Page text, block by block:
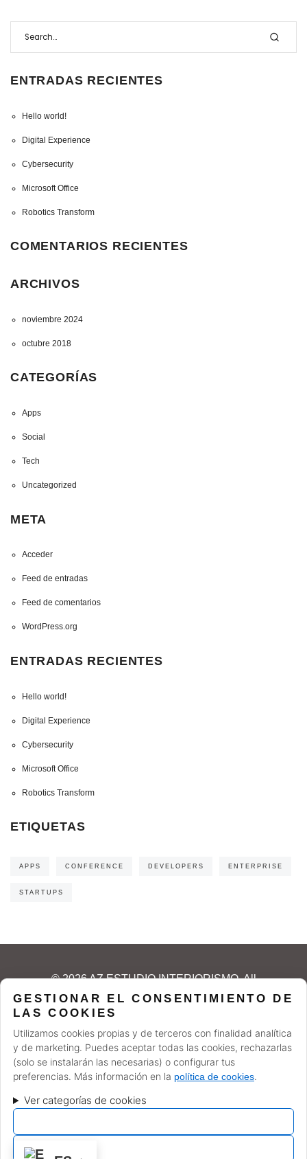
ENTRADAS RECIENTES
Hello world!
Digital Experience
Cybersecurity
Microsoft Office
Robotics Transform
COMENTARIOS RECIENTES
ARCHIVOS
noviembre 2024
octubre 2018
CATEGORÍAS
Apps
Social
Tech
Uncategorized
META
Acceder
Feed de entradas
Feed de comentarios
WordPress.org
ENTRADAS RECIENTES
Hello world!
Digital Experience
Cybersecurity
Microsoft Office
Robotics Transform
ETIQUETAS
APPS CONFERENCE DEVELOPERS ENTERPRISE
STARTUPS
© 2026 AZ ESTUDIO INTERIORISMO. All
rights reserved.
FINANCIADO POR LA UNIÓN EUROPEA CON EL
PROGRAMA KIT DIGITAL POR LOS FONDOS NEXT
Y RESILENCIA
GESTIONAR EL CONSENTIMIENTO DE
LAS COOKIES
Utilizamos cookies propias y de terceros con finalidad analítica
y de marketing. Puedes aceptar todas las cookies, rechazarlas
(solo se instalarán las necesarias) o configurar tus
preferencias. Más información en la política de cookies.
Ver categorías de cookies
Ver preferencias